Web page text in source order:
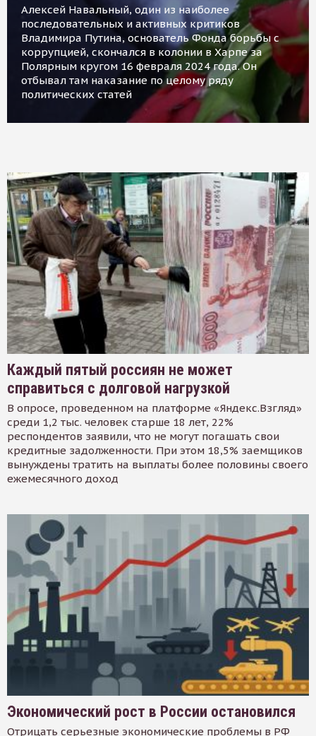
Алексей Навальный, один из наиболее
последовательных и активных критиков
Владимира Путина, основатель Фонда борьбы с
коррупцией, скончался в колонии в Харпе за
Полярным кругом 16 февраля 2024 года. Он
отбывал там наказание по целому ряду
политических статей
Каждый пятый россиян не может
справиться с долговой нагрузкой
В опросе, проведенном на платформе «Яндекс.Взгляд»
среди 1,2 тыс. человек старше 18 лет, 22%
респондентов заявили, что не могут погашать свои
кредитные задолженности. При этом 18,5% заемщиков
вынуждены тратить на выплаты более половины своего
ежемесячного доход
Экономический рост в России остановился
Отрицать серьезные экономические проблемы в РФ